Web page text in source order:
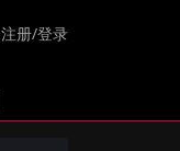
注册/登录